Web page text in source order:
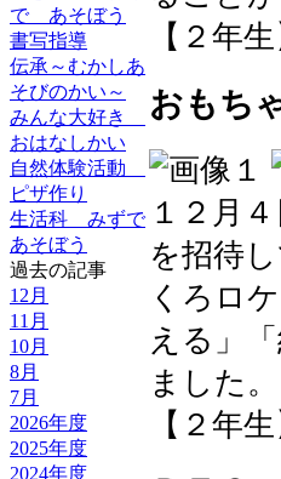
で あそぼう
書写指導
伝承～むかしあ
そびのかい～
みんな大好き
おはなしかい
自然体験活動
ピザ作り
生活科 みずで
あそぼう
過去の記事
12月
11月
10月
8月
7月
2026年度
2025年度
2024年度
【２年
おもち
１２月
を招待
くろロ
える」
ました。
【２年